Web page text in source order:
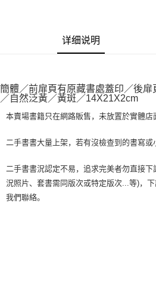
1. 本服务由台湾大哥大提供，电信用户可立
月租型门号，不开放公司户及预付卡使用）
2. 付款方式选择 “大哥付你分期”，订单成立
程，验证手机门号后，选择欲分期的期数、
3. 实际核准额度、可分期数及费用金额请依
消。如遇 “转专审核”未通过状况，表示未达
容。
【缴款方式说明】
1. 分期款项不并入电信账单，“大哥付你分期
1. 本服务系由 “台湾大哥大股份有限公司”所
本服务购买商品或服务，并由商店将买卖／
AFTEE先享后付
相关说明
一、關於 AFTEE先享後付
窗。
2. 進行簡訊驗證之後，即可完成結帳手續。
4. 下訂完成後，您的手機會收到一封繳費通
AFTEE APP推播通知。
APP於四大便利商店‧ATM/網銀等方式進行
出。使用AFTEE下訂可以延長您收到商品
全家取貨付款【書籍"本數"8本以上，
裹】
每笔NT$65，满NT$499(含以上)免运费
7-11取貨付款【書籍"本數"8本以上，
详细说明
簡體／前扉頁有原藏書處蓋印／後
／自然泛黃／黃斑／14X21X2cm
本賣場書籍只在網路販售，未放置於實體店
二手書書大量上架，若有沒檢查到的書寫或
二手書書況認定不易，追求完美者勿直接
況照片、套書需同版次或特定版次...等)，
我們聯絡。